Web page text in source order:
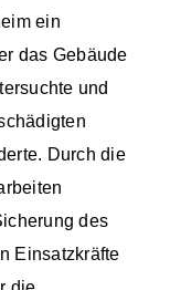
ein
das Gebäude
und
Durch die
des
Einsatzkräfte